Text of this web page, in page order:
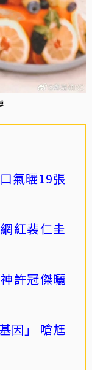
氣曬19張
紅裴仁圭
許冠傑曬
因」 嗆尪